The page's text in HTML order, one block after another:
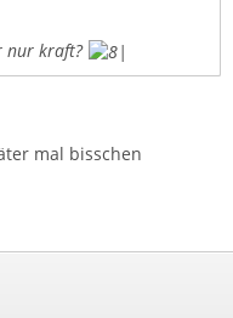
nur kraft?
mal bisschen